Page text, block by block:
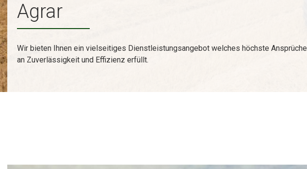
Agrar
Wir bieten Ihnen ein vielseitiges Dienstleistungsangebot welches höchste Ansprüche
an Zuverlässigkeit und Effizienz erfüllt.